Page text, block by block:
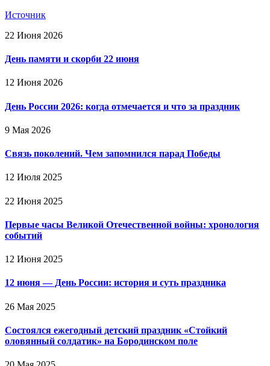
Источник
22 Июня 2026
День памяти и скорби 22 июня
12 Июня 2026
День России 2026: когда отмечается и что за праздник
9 Мая 2026
Связь поколений. Чем запомнился парад Победы
12 Июля 2025
22 Июня 2025
Первые часы Великой Отечественной войны: хронология
событий
12 Июня 2025
12 июня — День России: история и суть праздника
26 Мая 2025
Состоялся ежегодный детский праздник «Стойкий
оловянный солдатик» на Бородинском поле